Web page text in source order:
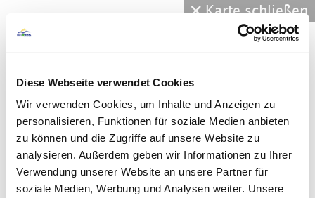
Diese Webseite verwendet Cookies
Wir verwenden Cookies, um Inhalte und Anzeigen zu
personalisieren, Funktionen für soziale Medien anbieten
zu können und die Zugriffe auf unsere Website zu
analysieren. Außerdem geben wir Informationen zu Ihrer
Verwendung unserer Website an unsere Partner für
soziale Medien, Werbung und Analysen weiter. Unsere
Karte schließen